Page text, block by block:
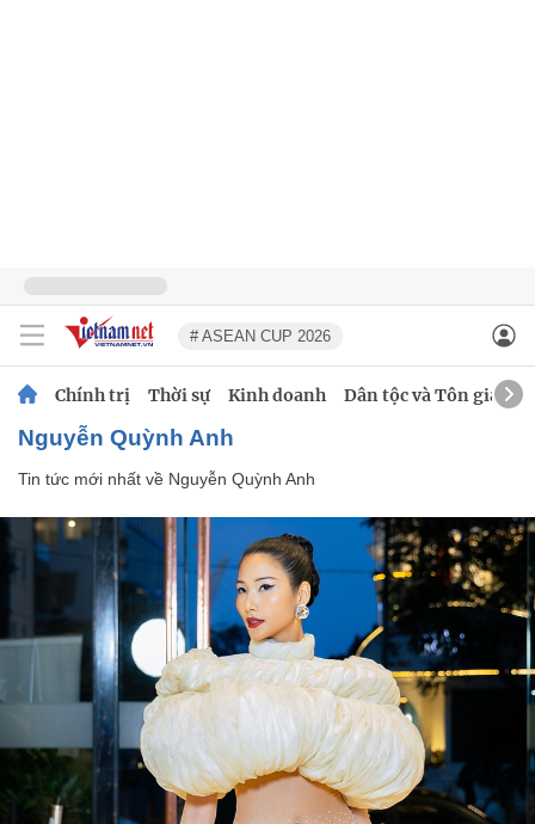
# ASEAN CUP 2026
Chính trị Thời sự Kinh doanh Dân tộc và Tôn giáo
Nguyễn Quỳnh Anh
Tin tức mới nhất về Nguyễn Quỳnh Anh